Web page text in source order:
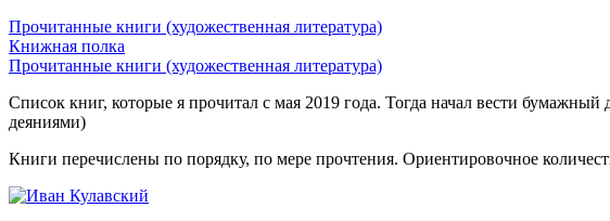
Прочитанные книги (художественная литература)
Книжная полка
Прочитанные книги (художественная литература)
Список книг, которые я прочитал с мая 2019 года. Тогда начал вести
деяниями)
Книги перечислены по порядку, по мере прочтения. Ориентировочное